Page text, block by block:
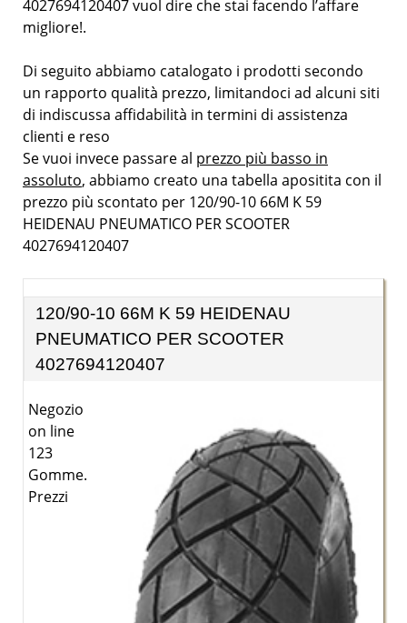
4027694120407 vuol dire che stai facendo l’affare
migliore!.
Di seguito abbiamo catalogato i prodotti secondo
un rapporto qualità prezzo, limitandoci ad alcuni siti
di indiscussa affidabilità in termini di assistenza
clienti e reso
Se vuoi invece passare al prezzo più basso in
assoluto, abbiamo creato una tabella apositita con il
prezzo più scontato per 120/90-10 66M K 59
HEIDENAU PNEUMATICO PER SCOOTER
4027694120407
120/90-10 66M K 59 HEIDENAU
PNEUMATICO PER SCOOTER
4027694120407
Negozio
on line
123
Gomme.
Prezzi